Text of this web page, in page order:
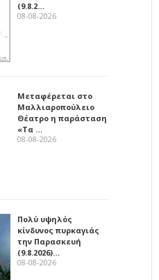
(9.8.2…
08-08-2026
Μεταφέρεται στο
Μαλλιαροπούλειο
Θέατρο η παράσταση
«Τα …
08-08-2026
Πολύ υψηλός
κίνδυνος πυρκαγιάς
την Παρασκευή
(9.8.2026)…
08-08-2026